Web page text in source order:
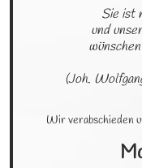
Sie ist
und
(Joh.
Wir verabschieden